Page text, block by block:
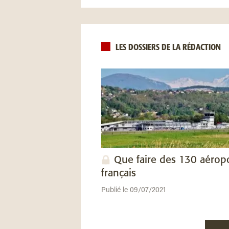
LES DOSSIERS DE LA RÉDACTION
Que faire des 130
français
Publié le 09/07/2021